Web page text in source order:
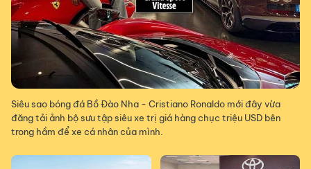
Siêu sao bóng đá Bồ Đào Nha - Cristiano Ronaldo mới đây vừa
đăng tải ảnh bộ sưu tập siêu xe trị giá hàng chục triệu USD bên
trong hầm để xe cá nhân của mình.